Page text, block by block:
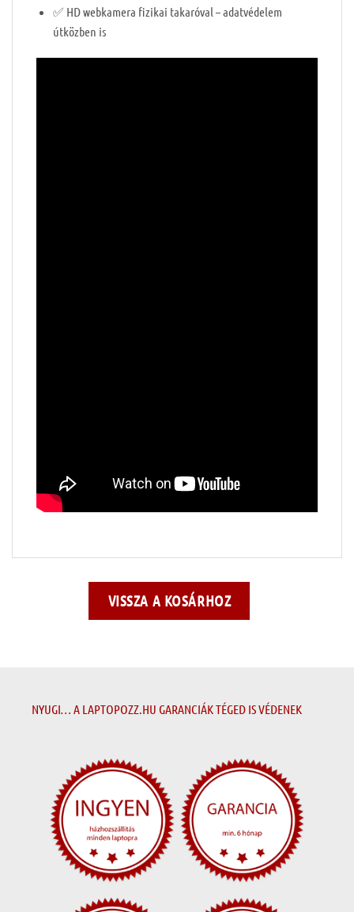
✅ HD webkamera fizikai takaróval – adatvédelem
útközben is
VISSZA A KOSÁRHOZ
NYUGI… A LAPTOPOZZ.HU GARANCIÁK TÉGED IS VÉDENEK